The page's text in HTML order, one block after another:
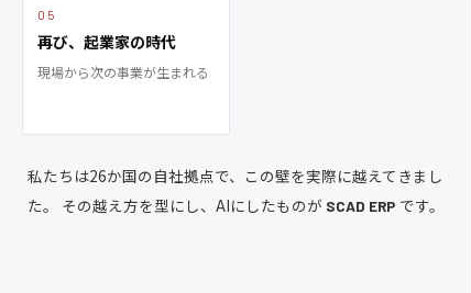
05
再び、起業家の時代
現場から次の事業が生まれる
私たちは26か国の自社拠点で、この壁を実際に越えてきまし
た。
その越え方を型にし、AIにしたものが SCAD ERP です。